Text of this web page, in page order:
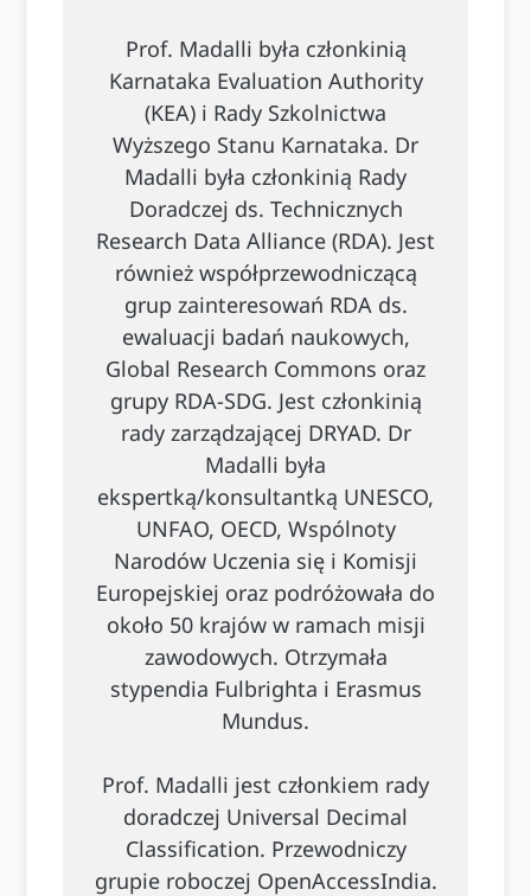
Prof. Madalli była członkinią
Karnataka Evaluation Authority
(KEA) i Rady Szkolnictwa
Wyższego Stanu Karnataka. Dr
Madalli była członkinią Rady
Doradczej ds. Technicznych
Research Data Alliance (RDA). Jest
również współprzewodniczącą
grup zainteresowań RDA ds.
ewaluacji badań naukowych,
Global Research Commons oraz
grupy RDA-SDG. Jest członkinią
rady zarządzającej DRYAD. Dr
Madalli była
ekspertką/konsultantką UNESCO,
UNFAO, OECD, Wspólnoty
Narodów Uczenia się i Komisji
Europejskiej oraz podróżowała do
około 50 krajów w ramach misji
zawodowych. Otrzymała
stypendia Fulbrighta i Erasmus
Mundus.
Prof. Madalli jest członkiem rady
doradczej Universal Decimal
Classification. Przewodniczy
grupie roboczej OpenAccessIndia.